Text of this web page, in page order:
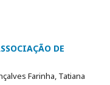
DE
Farinha, Tatiana